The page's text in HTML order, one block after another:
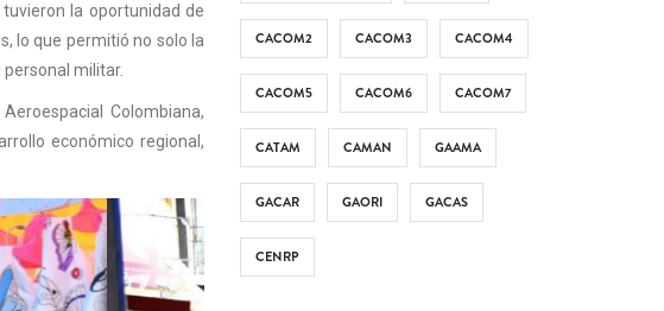
la oportunidad de
lo que permitió no solo la
militar.
Colombiana,
económico regional,
CACOM2 CACOM3 CACOM4
CACOM5 CACOM6 CACOM7
CATAM CAMAN GAAMA
GACAR GAORI GACAS
CENRP